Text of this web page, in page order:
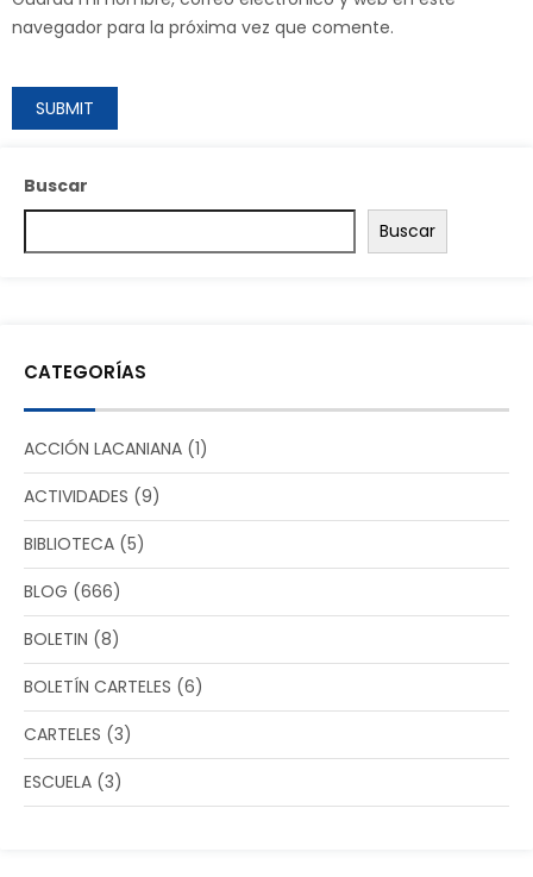
navegador para la próxima vez que comente.
Buscar
Buscar
CATEGORÍAS
ACCIÓN LACANIANA (1)
ACTIVIDADES (9)
BIBLIOTECA (5)
BLOG (666)
BOLETIN (8)
BOLETÍN CARTELES (6)
CARTELES (3)
ESCUELA (3)